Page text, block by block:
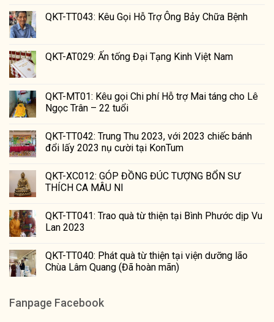
QKT-TT043: Kêu Gọi Hỗ Trợ Ông Bảy Chữa Bệnh
QKT-AT029: Ấn tống Đại Tạng Kinh Việt Nam
QKT-MT01: Kêu gọi Chi phí Hỗ trợ Mai táng cho Lê
Ngọc Trân – 22 tuổi
QKT-TT042: Trung Thu 2023, với 2023 chiếc bánh
đổi lấy 2023 nụ cười tại KonTum
QKT-XC012: GÓP ĐỒNG ĐÚC TƯỢNG BỔN SƯ
THÍCH CA MÂU NI
QKT-TT041: Trao quà từ thiện tại Bình Phước dịp Vu
Lan 2023
QKT-TT040: Phát quà từ thiện tại viện dưỡng lão
Chùa Lâm Quang (Đã hoàn mãn)
Fanpage Facebook